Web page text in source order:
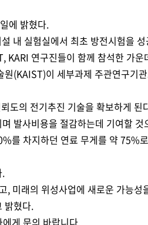
에 밝혔다.
내 실험실에서 최초 방전시험을
KARI 연구진들이 함께 참석한 가운
(KAIST)이 세부과제 주관연구기
도의 전기추진 기술을 확보하게 된
발사비용을 절감하는데 기여할 것
를 차지하던 연료 무게를 약 75%
.
미래의 위성사업에 새로운 가능성
밝혔다.
게 문의 바랍니다.